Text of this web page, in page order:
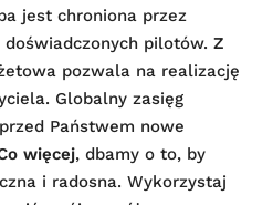
jest chroniona przez
pilotów. Z
pozwala na realizację
Globalny zasięg
Państwem nowe
więcej, dbamy o to, by
i radosna. Wykorzystaj